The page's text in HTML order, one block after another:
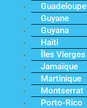
Guadeloupe
Guyane
Guyana
Haïti
Îles Vierges
Jamaïque
Martinique
Montserrat
Porto-Rico